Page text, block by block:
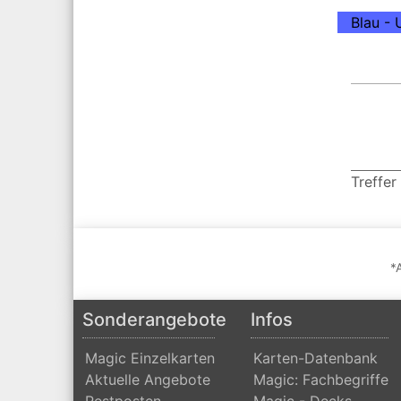
Blau -
Treffer
Sonderangebote
Magic Einzelkarten
Aktuelle Angebote
Infos
Karten-Datenbank
Magic: Fachbegriffe